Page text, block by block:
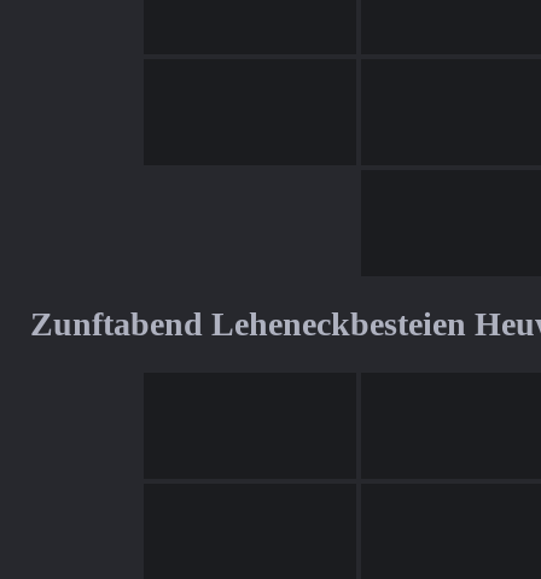
Zunftabend Leheneckbesteien